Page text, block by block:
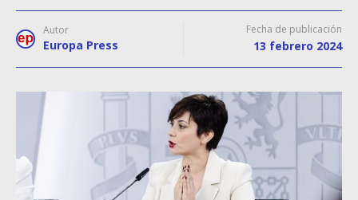
Autor
Europa Press
Fecha de publicación
13 febrero 2024